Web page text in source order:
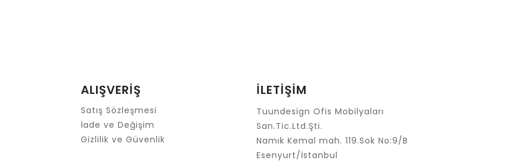
ALIŞVERİŞ
Satış Sözleşmesi
İade ve Değişim
Gizlilik ve Güvenlik
İLETİŞİM
Tuundesign Ofis Mobilyaları
San.Tic.Ltd.Şti.
Namık Kemal mah. 119.Sok No:9/B
Esenyurt/İstanbul